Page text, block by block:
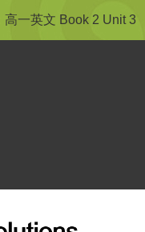
高一英文 Book 2 Unit 3